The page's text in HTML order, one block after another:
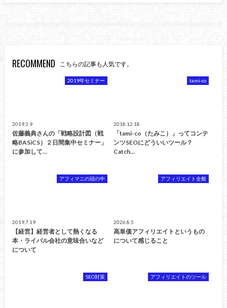
RECOMMEND こちらの記事も人気です。
2019年セミナー
2019.3.9
佐藤義典さんの「戦略設計図（戦
略BASiCS）２日間集中セミナー」
に参加して…
tami-co
2018.12.18
「tami-co（たみこ）」ってコンテ
ンツSEOにどういいツール？
Catch…
アフィマニの頭の中
2019.7.19
【経営】経営者として熱くなる
本・ライバル会社の意味合いなど
について
アフィリエイト全般
2026.8.5
高単価アフィリエイトというもの
について感じること
SEO対策 アフィリエイトのツール